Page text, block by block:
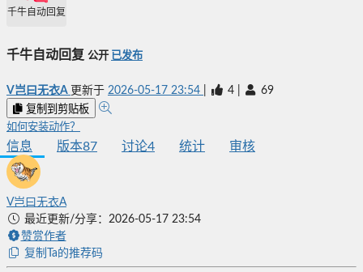
千牛自动回复
千牛自动回复 公开 已发布
V岂曰无衣A 更新于 2026-05-17 23:54 4 69
复制到剪贴板
如何安装动作？
信息 版本87 讨论4 统计 审核
V岂曰无衣A
最近更新/分享：2026-05-17 23:54
赞赏作者
复制Ta的推荐码